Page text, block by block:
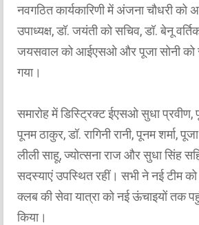
नवगठित कार्यकारिणी में अंजना चौधरी को
उपाध्यक्ष, डॉ. जयंती को सचिव, डॉ. बेनू
जयसवाल को आईएसओ और पूजा सोनी को
गया।
समारोह में डिस्ट्रिक्ट ईएसओ सुधा प्रवीण,
पूनम ठाकुर, डॉ. रागिनी रानी, पूनम शर्मा,
लीली साहू, ज्योत्सना राज और सुधा सिंह
सदस्याएं उपस्थित रहीं। सभी ने नई टीम
क्लब की सेवा यात्रा को नई ऊंचाइयों तक
किया।